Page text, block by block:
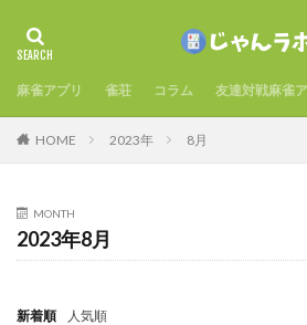
麻雀アプリ 雀荘 コラム 友達対戦麻雀
HOME 2023年 8月
MONTH
2023年8月
新着順 人気順